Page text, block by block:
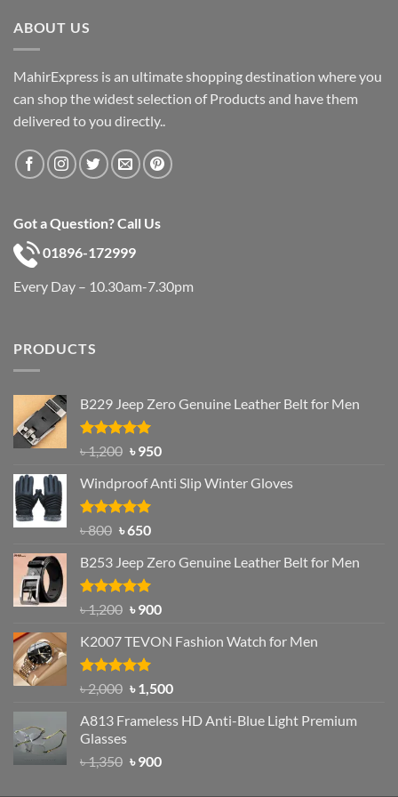
ABOUT US
MahirExpress is an ultimate shopping destination where you
can shop the widest selection of Products and have them
delivered to you directly..
Got a Question? Call Us
01896-172999
Every Day – 10.30am-7.30pm
PRODUCTS
B229 Jeep Zero Genuine Leather Belt for Men
Rated4.92
out of 5
৳1,200 Original
was:
৳ 1,200.
৳950Current
is:
Windproof Anti Slip Winter Gloves
Rated4.97
৳800 Original
was:
৳ 800.
৳650Current
is:
৳ 650.
B253 Jeep Zero Genuine Leather Belt for Men
Rated5.00
out of 5
৳1,200 Original
was:
৳ 1,200.
৳900Current
is:
K2007 TEVON Fashion Watch for Men
Rated4.93
out of 5
৳2,000 Original
was:
৳1,500Current
is:
A813 Frameless HD Anti-Blue Light Premium
Glasses
৳1,350 Original
৳900Current